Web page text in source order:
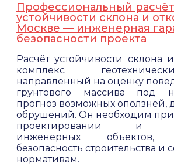
Что учитывается при
напряжённо-
влияние котлованов,
деформации соседних
разработка прогнозных
Что вы получаете
Геотехнический прогноз
Расчёт напряжений,
Техническое заключение
Рекомендации по
Профессиональный расчёт
устойчивости склона и
Москве — инженерная
безопасности проекта
Расчёт устойчивости склона
комплекс
направленный на оценку
грунтового массива под
прогноз возможных
обрушений. Он необходим при
проектировании и
инженерных объектов,
безопасность строительства и
нормативам.